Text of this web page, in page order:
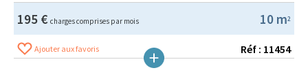
10 m2
195 € charges comprises par mois
Ajouter aux favoris Réf : 11454